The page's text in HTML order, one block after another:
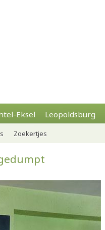
Eksel Leopoldsburg
Zoekertjes